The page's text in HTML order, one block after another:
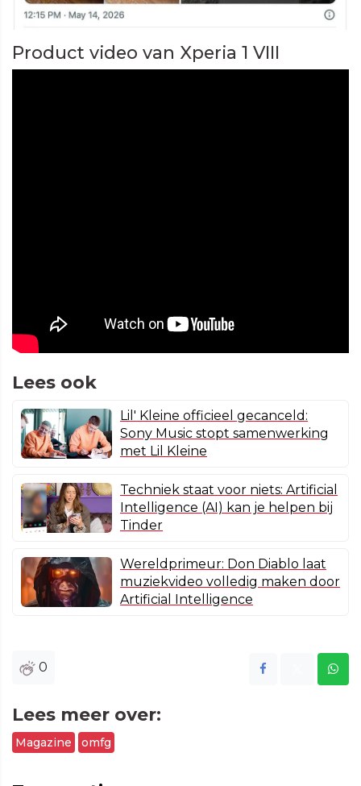
Product video van Xperia 1 VIII
Lees ook
Lil' Kleine officieel gecanceld:
Sony Music stopt samenwerking
met Lil Kleine
Techniek staat voor niets: Artificial
Intelligence (AI) kan je helpen bij
Tinder
Wereldprimeur: Don Diablo laat
muziekvideo volledig maken door
Artificial Intelligence
0
Lees meer over:
Magazine omfg